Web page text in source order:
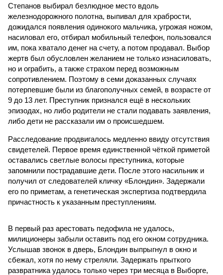
Степанов выбирал безлюдное место вдоль
железнодорожного полотна, выпивал для храбрости,
дожидался появления одинокого мальчика, угрожая ножом,
насиловал его, отбирал мобильный телефон, пользовался
им, пока хватало денег на счету, а потом продавал. Выбор
жертв был обусловлен желанием не только изнасиловать,
но и ограбить, а также страхом перед возможным
сопротивлением. Поэтому в семи доказанных случаях
потерпевшие были из благополучных семей, в возрасте от
9 до 13 лет. Преступник признался ещё в нескольких
эпизодах, но либо родители не стали подавать заявления,
либо дети не рассказали им о происшедшем.
Расследование продвигалось медленно ввиду отсутствия
свидетелей. Первое время единственной чёткой приметой
оставались светлые волосы преступника, которые
запомнили пострадавшие дети. После этого насильник и
получил от следователей кличку «Блондин». Задержали
его по приметам, а генетическая экспертиза подтвердила
причастность к указанным преступлениям.
В первый раз арестовать педофила не удалось,
милиционеры забыли оставить под его окном сотрудника.
Услышав звонок в дверь, Блондин выпрыгнул в окно и
сбежал, хотя по нему стреляли. Задержать прыткого
развратника удалось только через три месяца в Выборге,